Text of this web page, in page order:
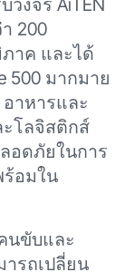
งจร AiTEN
200
าค และได้
500 มากมาย
าหารและ
โลจิสติกส์
อดภัยในการ
อมใน
นขับและ
รถเปลี่ยน